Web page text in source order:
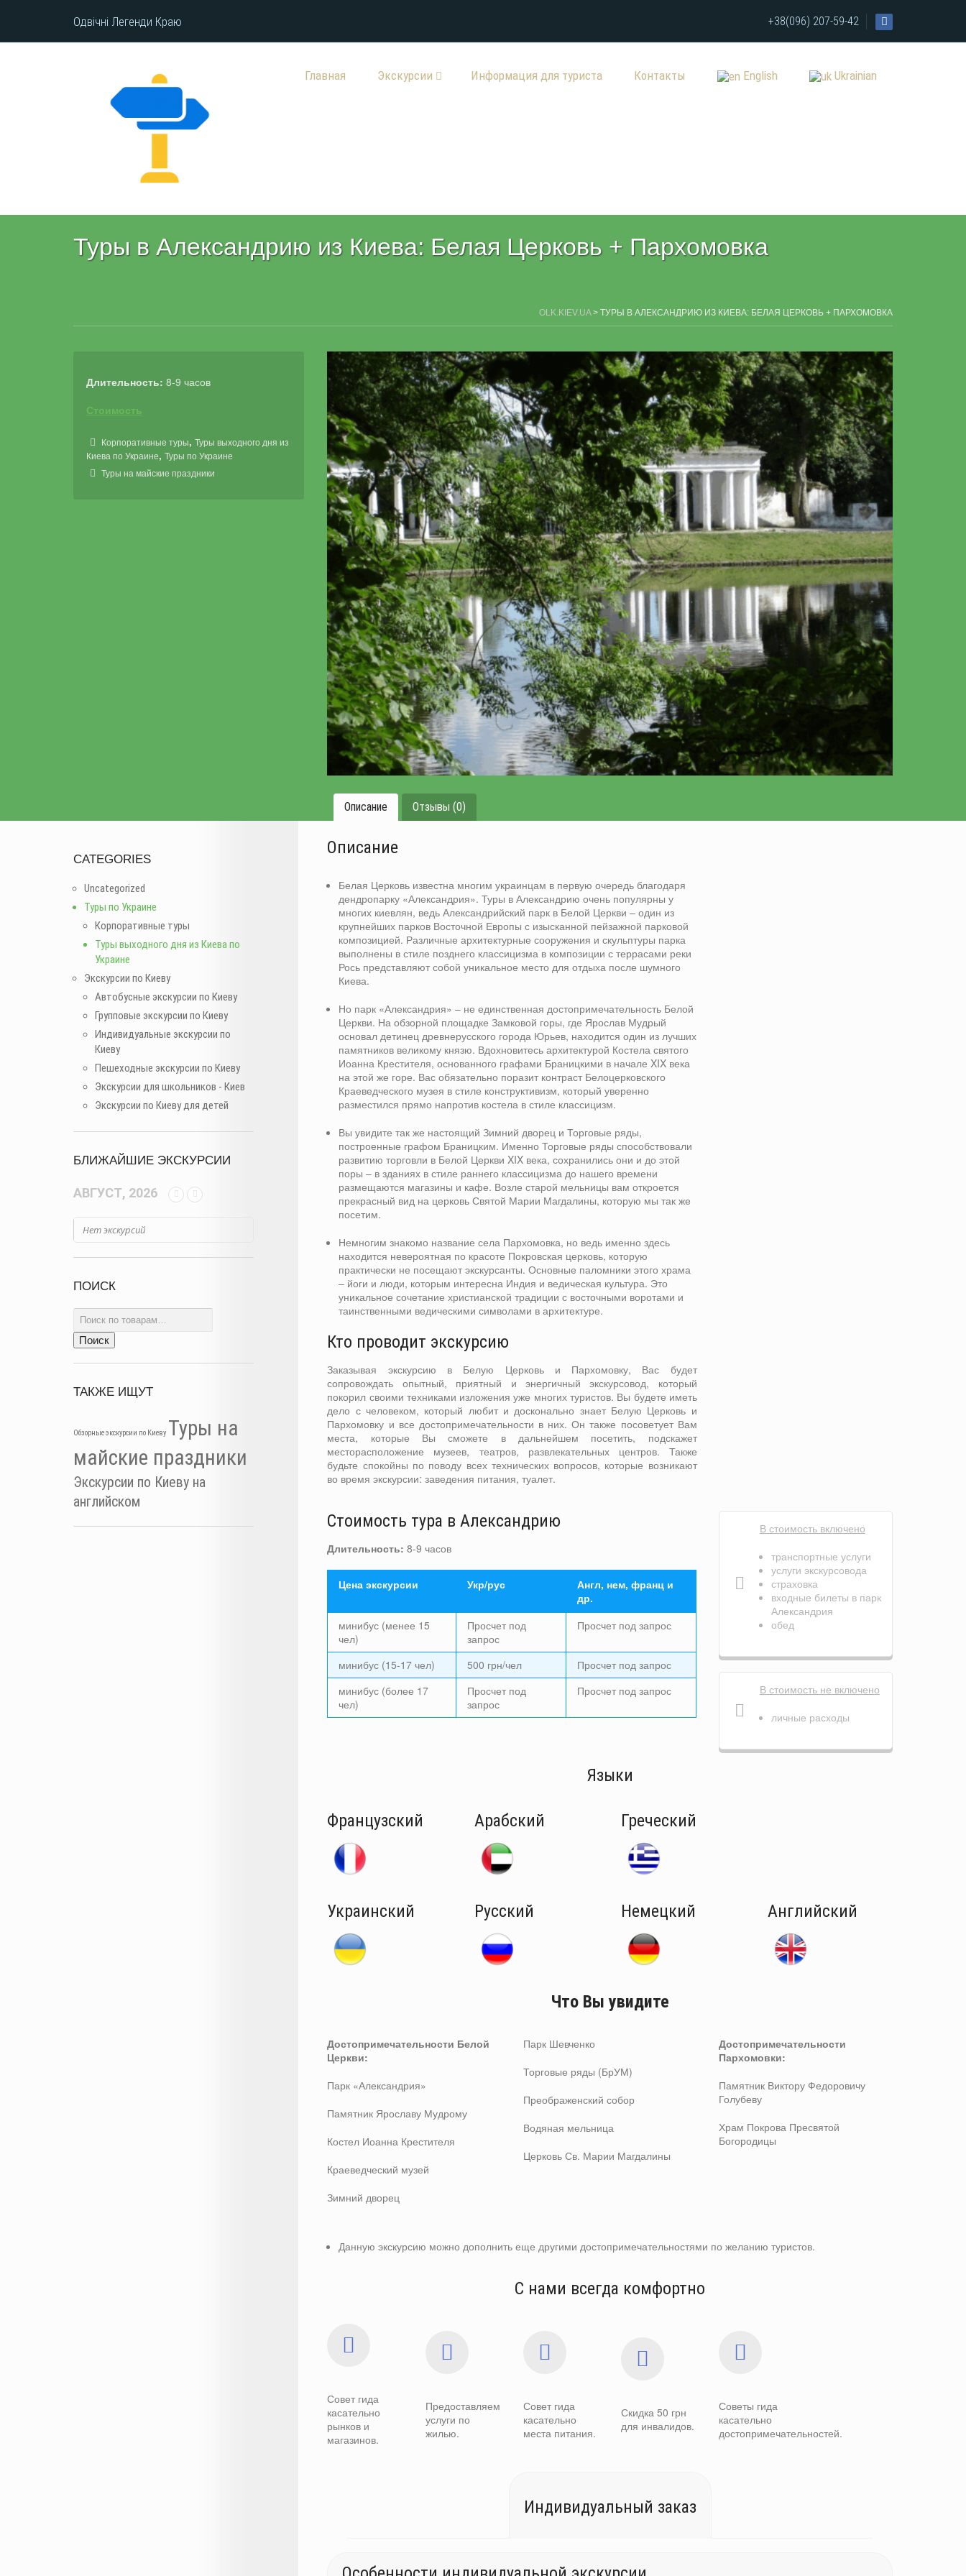
Одвічні Легенди Краю +38(096) 207-59-42
Главная Экскурсии Информация для туриста Контакты English Ukrainian
Туры в Александрию из Киева: Белая Церковь + Пархомовка
OLK.KIEV.UA> ТУРЫ В АЛЕКСАНДРИЮ ИЗ КИЕВА: БЕЛАЯ ЦЕРКОВЬ + ПАРХОМОВКА
Длительность: 8-9 часов
Стоимость
Корпоративные туры, Туры выходного дня из
Киева по Украине, Туры по Украине
Туры на майские праздники
Описание Отзывы (0)
Описание
Белая Церковь известна многим украинцам в первую очередь благодаря
дендропарку «Александрия». Туры в Александрию очень популярны у
многих киевлян, ведь Александрийский парк в Белой Церкви – один из
крупнейших парков Восточной Европы с изысканной пейзажной парковой
композицией. Различные архитектурные сооружения и скульптуры парка
выполнены в стиле позднего классицизма в композиции с террасами реки
Рось представляют собой уникальное место для отдыха после шумного
Киева.
Но парк «Александрия» – не единственная достопримечательность Белой
Церкви. На обзорной площадке Замковой горы, где Ярослав Мудрый
основал детинец древнерусского города Юрьев, находится один из лучших
памятников великому князю. Вдохновитесь архитектурой Костела святого
Иоанна Крестителя, основанного графами Браницкими в начале XIX века
на этой же горе. Вас обязательно поразит контраст Белоцерковского
Краеведческого музея в стиле конструктивизм, который уверенно
разместился прямо напротив костела в стиле классицизм.
Вы увидите так же настоящий Зимний дворец и Торговые ряды,
построенные графом Браницким. Именно Торговые ряды способствовали
развитию торговли в Белой Церкви XIX века, сохранились они и до этой
поры – в зданиях в стиле раннего классицизма до нашего времени
размещаются магазины и кафе. Возле старой мельницы вам откроется
прекрасный вид на церковь Святой Марии Магдалины, которую мы так же
посетим.
Немногим знакомо название села Пархомовка, но ведь именно здесь
находится невероятная по красоте Покровская церковь, которую
практически не посещают экскурсанты. Основные паломники этого храма
– йоги и люди, которым интересна Индия и ведическая культура. Это
уникальное сочетание христианской традиции с восточными воротами и
таинственными ведическими символами в архитектуре.
Кто проводит экскурсию
Заказывая экскурсию в Белую Церковь и Пархомовку, Вас будет
сопровождать опытный, приятный и энергичный экскурсовод, который
покорил своими техниками изложения уже многих туристов. Вы будете иметь
дело с человеком, который любит и досконально знает Белую Церковь и
Пархомовку и все достопримечательности в них. Он также посоветует Вам
места, которые Вы сможете в дальнейшем посетить, подскажет
месторасположение музеев, театров, развлекательных центров. Также
будьте спокойны по поводу всех технических вопросов, которые возникают
во время экскурсии: заведения питания, туалет.
Стоимость тура в Александрию
Длительность: 8-9 часов
Цена экскурсии Укр/рус
Англ, нем, франц и
др.
минибус (менее 15
чел)
Просчет под
запрос
Просчет под запрос
минибус (15-17 чел) 500 грн/чел
Просчет под запрос
минибус (более 17
чел)
Просчет под
запрос
Просчет под запрос
В стоимость включено
транспортные услуги
услуги экскурсовода
страховка
входные билеты в парк
Александрия
обед
В стоимость не включено
личные расходы
Языки
Французский Арабский Греческий
Украинский Русский Немецкий Английский
Что Вы увидите
Достопримечательности Белой
Церкви:
Парк «Александрия»
Памятник Ярославу Мудрому
Костел Иоанна Крестителя
Краеведческий музей
Зимний дворец
Парк Шевченко
Торговые ряды (БрУМ)
Преображенский собор
Водяная мельница
Церковь Св. Марии Магдалины
Достопримечательности
Пархомовки:
Памятник Виктору Федоровичу
Голубеву
Храм Покрова Пресвятой
Богородицы
Данную экскурсию можно дополнить еще другими достопримечательностями по желанию туристов.
С нами всегда комфортно
Совет гида
касательно
рынков и
магазинов.
Предоставляем
услуги по
жилью.
Совет гида
касательно
места питания.
Скидка 50 грн
для инвалидов.
Советы гида
касательно
достопримечательностей.
Индивидуальный заказ
CATEGORIES
Uncategorized
Туры по Украине
Корпоративные туры
Туры выходного дня из Киева по
Украине
Экскурсии по Киеву
Автобусные экскурсии по Киеву
Групповые экскурсии по Киеву
Индивидуальные экскурсии по
Киеву
Пешеходные экскурсии по Киеву
Экскурсии для школьников - Киев
Экскурсии по Киеву для детей
БЛИЖАЙШИЕ ЭКСКУРСИИ
АВГУСТ, 2026
Нет экскурсий
ПОИСК
Искать:
Поиск
ТАКЖЕ ИЩУТ
Обзорные экскурсии по Киеву Туры на
майские праздники
Экскурсии по Киеву на
английском